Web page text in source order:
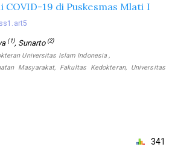
COVID-19 di Puskesmas Mlati I
(1), Sunarto (2)
Universitas Islam Indonesia ,
Masyarakat, Fakultas Kedokteran, Universitas
341